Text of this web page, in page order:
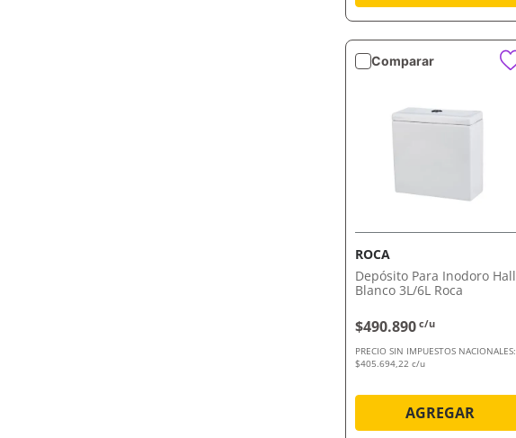
Comparar
VISTA RÁPIDA
ROCA
Depósito Para Inodoro Hall
Blanco 3L/6L Roca
$490.890 c/u
PRECIO SIN IMPUESTOS NACIONALES:
$405.694,22 c/u
AGREGAR